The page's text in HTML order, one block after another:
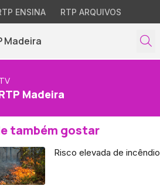
ENSINA RTP ARQUIVOS
Madeira
Madeira
também gostar
Risco elevada de incêndio